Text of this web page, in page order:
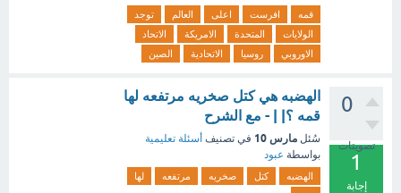
قمه افرست اعلى العالم
توجد
الولايات
المتحدة الامريكة
الاتحاد
الاوروبي
روسيا الاتحادية الصين
0
تصويتات
1
إجابة
الهضبه هي كتل صخريه مرتفعه لها
قمه ؟| | - مع الشرح
سُئل مارس 10 في تصنيف أسئلة تعليمية
بواسطة عبود
الهضبه كتل صخريه مرتفعه
لها